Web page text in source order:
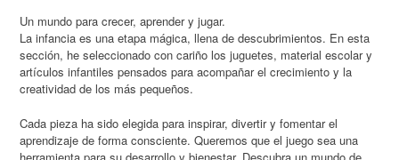
Un mundo para crecer, aprender y jugar.
La infancia es una etapa mágica, llena de descubrimientos. En esta
sección, he seleccionado con cariño los juguetes, material escolar y
artículos infantiles pensados para acompañar el crecimiento y la
creatividad de los más pequeños.
Cada pieza ha sido elegida para inspirar, divertir y fomentar el
aprendizaje de forma consciente. Queremos que el juego sea una
herramienta para su desarrollo y bienestar. Descubra un mundo de